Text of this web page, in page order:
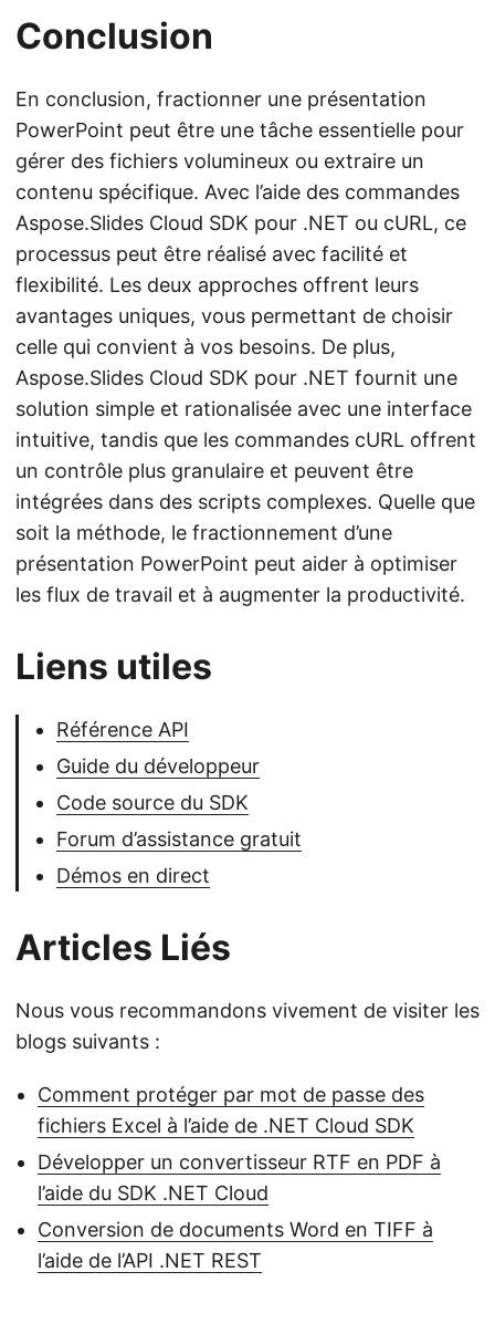
Conclusion
En conclusion, fractionner une présentation
PowerPoint peut être une tâche essentielle pour
gérer des fichiers volumineux ou extraire un
contenu spécifique. Avec l’aide des commandes
Aspose.Slides Cloud SDK pour .NET ou cURL, ce
processus peut être réalisé avec facilité et
flexibilité. Les deux approches offrent leurs
avantages uniques, vous permettant de choisir
celle qui convient à vos besoins. De plus,
Aspose.Slides Cloud SDK pour .NET fournit une
solution simple et rationalisée avec une interface
intuitive, tandis que les commandes cURL offrent
un contrôle plus granulaire et peuvent être
intégrées dans des scripts complexes. Quelle que
soit la méthode, le fractionnement d’une
présentation PowerPoint peut aider à optimiser
les flux de travail et à augmenter la productivité.
Liens utiles
Référence API
Guide du développeur
Code source du SDK
Forum d’assistance gratuit
Démos en direct
Articles Liés
Nous vous recommandons vivement de visiter les
blogs suivants :
Comment protéger par mot de passe des
fichiers Excel à l’aide de .NET Cloud SDK
Développer un convertisseur RTF en PDF à
l’aide du SDK .NET Cloud
Conversion de documents Word en TIFF à
l’aide de l’API .NET REST